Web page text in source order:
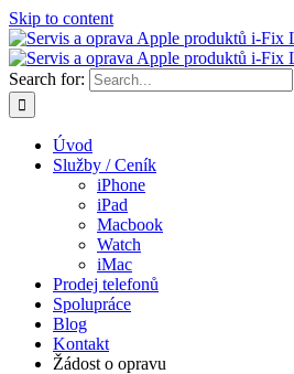
Skip to content
Search for:
Úvod
Služby / Ceník
iPhone
iPad
Macbook
Watch
iMac
Prodej telefonů
Spolupráce
Blog
Kontakt
Žádost o opravu